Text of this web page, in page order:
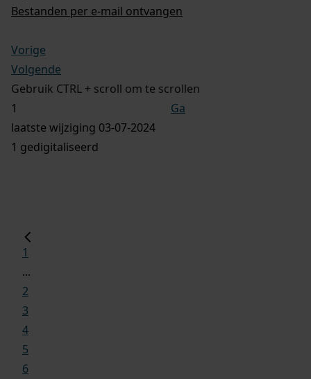
Bestanden per e-mail ontvangen
Vorige
Volgende
Gebruik CTRL + scroll om te scrollen
Ga
laatste wijziging 03-07-2024
1 gedigitaliseerd
1
...
2
3
4
5
6